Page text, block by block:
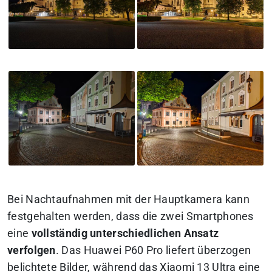
Bei Nachtaufnahmen mit der Hauptkamera kann
festgehalten werden, dass die zwei Smartphones
eine vollständig unterschiedlichen Ansatz
verfolgen. Das Huawei P60 Pro liefert überzogen
belichtete Bilder, während das Xiaomi 13 Ultra eine